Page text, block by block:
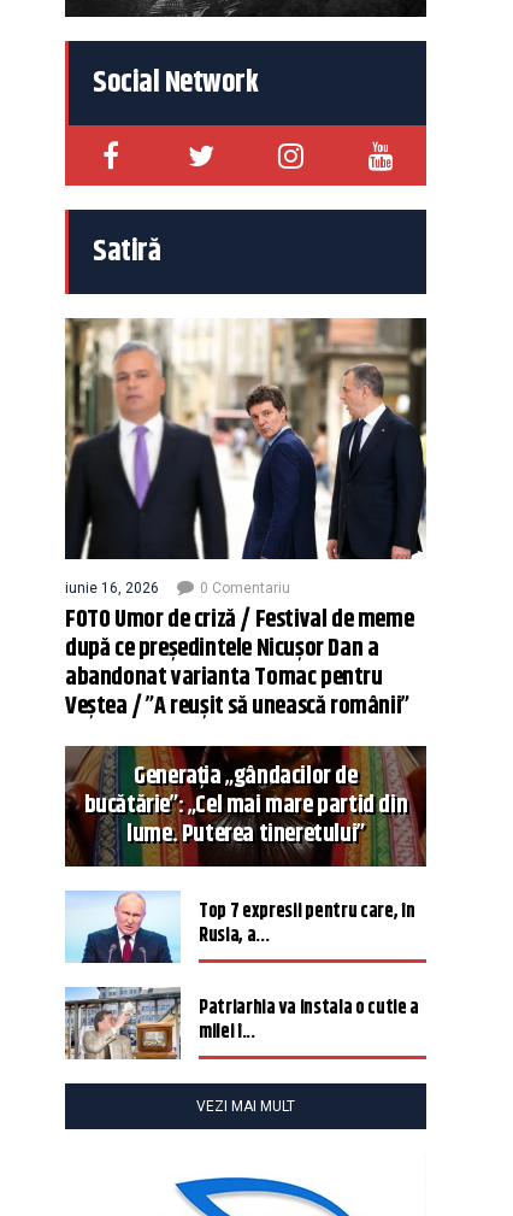
Social Network
Satiră
iunie 16, 2026 0 Comentariu
FOTO Umor de criză / Festival de meme
după ce președintele Nicușor Dan a
abandonat varianta Tomac pentru
Veștea / ”A reușit să unească românii”
Generația „gândacilor de
bucătărie”: „Cel mai mare partid din
lume. Puterea tineretului”
Top 7 expresii pentru care, în
Rusia, a...
Patriarhia va instala o cutie a
milei î...
VEZI MAI MULT